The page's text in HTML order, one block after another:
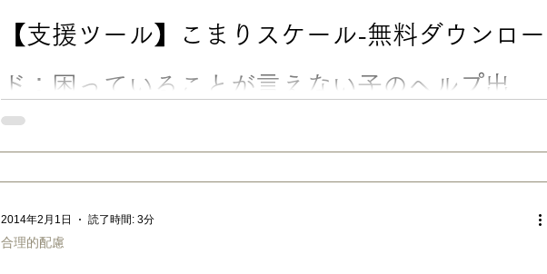
な気持ち …のように、「色相」で表せる感情。 真っ暗な気持ち、頭が真っ白になる、明るい気
持ち …のように「明暗」で表せる感情。 強い意志、もやもやとした気持ち、薄情 …のように
【支援ツール】こまりスケール-無料ダウンロー
ド：困っていることが言えない子のヘルプ出し
子のヘルプ出しの練習（ASD・発達障害） 発達障害・グレーゾーンの子の中には、困っていて
のある子のヘルプ出しの練習 おとなしいタイプの次男は、いつもニコニコしています。 友達に
おもちゃを横取りされても、ニコニコ。 触覚過敏でのりが触れなくて困っている時も、ニコニ
合理的配慮
2014年2月1日 読了時間: 3分